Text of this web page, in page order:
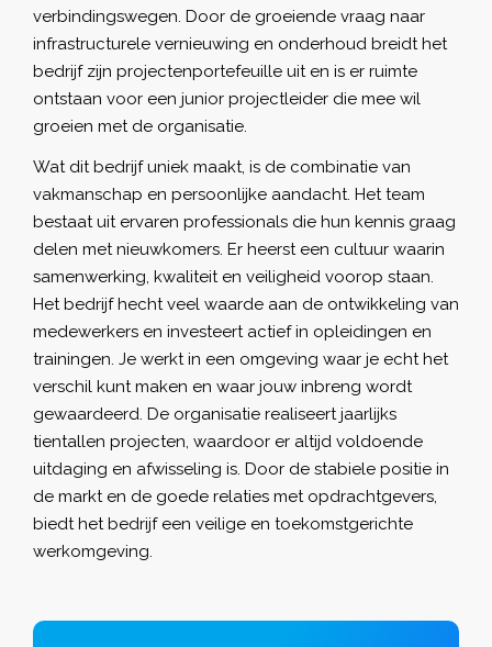
verbindingswegen. Door de groeiende vraag naar
infrastructurele vernieuwing en onderhoud breidt het
bedrijf zijn projectenportefeuille uit en is er ruimte
ontstaan voor een junior projectleider die mee wil
groeien met de organisatie.
Wat dit bedrijf uniek maakt, is de combinatie van
vakmanschap en persoonlijke aandacht. Het team
bestaat uit ervaren professionals die hun kennis graag
delen met nieuwkomers. Er heerst een cultuur waarin
samenwerking, kwaliteit en veiligheid voorop staan.
Het bedrijf hecht veel waarde aan de ontwikkeling van
medewerkers en investeert actief in opleidingen en
trainingen. Je werkt in een omgeving waar je echt het
verschil kunt maken en waar jouw inbreng wordt
gewaardeerd. De organisatie realiseert jaarlijks
tientallen projecten, waardoor er altijd voldoende
uitdaging en afwisseling is. Door de stabiele positie in
de markt en de goede relaties met opdrachtgevers,
biedt het bedrijf een veilige en toekomstgerichte
werkomgeving.